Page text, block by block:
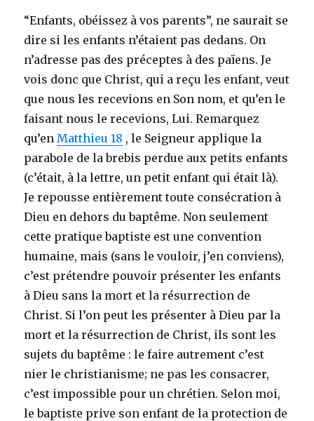
“Enfants, obéissez à vos parents”, ne saurait se
dire si les enfants n’étaient pas dedans. On
n’adresse pas des préceptes à des païens. Je
vois donc que Christ, qui a reçu les enfant, veut
que nous les recevions en Son nom, et qu’en le
faisant nous le recevions, Lui. Remarquez
qu’en Matthieu 18 , le Seigneur applique la
parabole de la brebis perdue aux petits enfants
(c’était, à la lettre, un petit enfant qui était là).
Je repousse entièrement toute consécration à
Dieu en dehors du baptême. Non seulement
cette pratique baptiste est une convention
humaine, mais (sans le vouloir, j’en conviens),
c’est prétendre pouvoir présenter les enfants
à Dieu sans la mort et la résurrection de
Christ. Si l’on peut les présenter à Dieu par la
mort et la résurrection de Christ, ils sont les
sujets du baptême : le faire autrement c’est
nier le christianisme; ne pas les consacrer,
c’est impossible pour un chrétien. Selon moi,
le baptiste prive son enfant de la protection de